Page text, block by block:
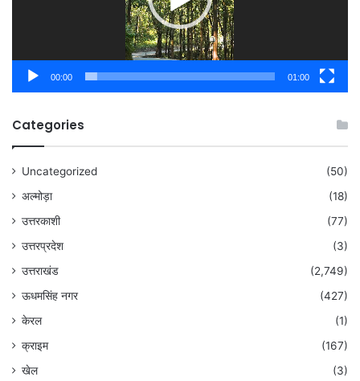
00:00 01:00
Categories
Uncategorized
(50)
अल्मोड़ा
(18)
उत्तरकाशी
(77)
उत्तरप्रदेश
(3)
उत्तराखंड
(2,749)
ऊधमसिंह नगर
(427)
केरल
(1)
क्राइम
(167)
खेल
(3)